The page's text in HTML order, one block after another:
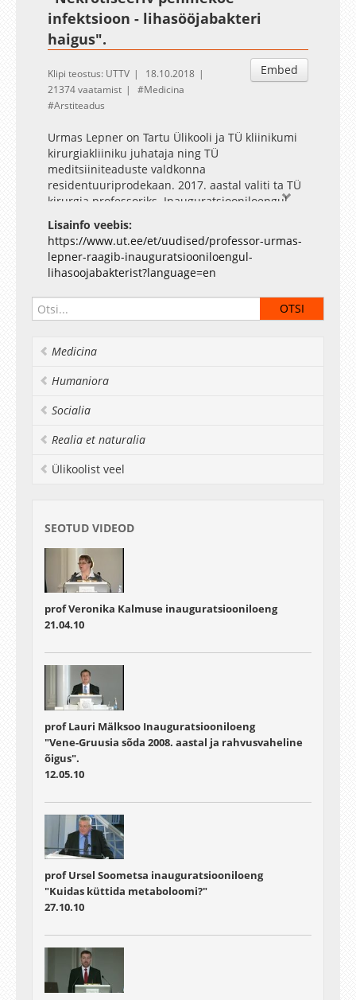
infektsioon - lihasööjabakteri
haigus".
Embed
Klipi teostus: UTTV
18.10.2018
21374 vaatamist
Medicina
Arstiteadus
Urmas Lepner on Tartu Ülikooli ja TÜ kliinikumi
kirurgiakliiniku juhataja ning TÜ
meditsiiniteaduste valdkonna
residentuuriprodekaan. 2017. aastal valiti ta TÜ
kirurgia professoriks. Inauguratsiooniloengul
räägib Lepner nekrotiseerivast pehmekoe
infektsioonist, mida meedias kajastatakse sageli
kui lihasööjabakteri haigust. See on üks
raskemaid haigusprotsesse, millega arstid ja
kirurgid kokku puutuvad. Tavaliselt põhjustavad
seda toksiine produtseerivad bakterid.
Lisainfo veebis:
https://www.ut.ee/et/uudised/professor-urmas-
lepner-raagib-inauguratsiooniloengul-
lihasoojabakterist?language=en
Medicina
Humaniora
Socialia
Realia et naturalia
Ülikoolist veel
SEOTUD VIDEOD
prof Veronika Kalmuse inauguratsiooniloeng
21.04.10
prof Lauri Mälksoo Inauguratsiooniloeng
"Vene-Gruusia sõda 2008. aastal ja rahvusvaheline
õigus".
12.05.10
prof Ursel Soometsa inauguratsiooniloeng
"Kuidas küttida metaboloomi?"
27.10.10